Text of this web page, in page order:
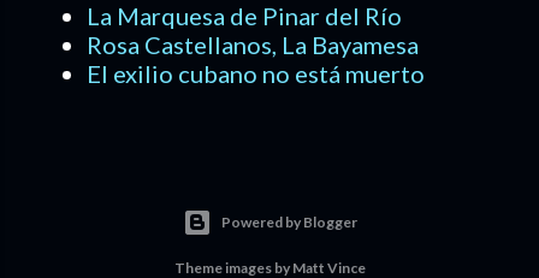
La Marquesa de Pinar del Río
Rosa Castellanos, La Bayamesa
El exilio cubano no está muerto
Powered by Blogger
Theme images by Matt Vince